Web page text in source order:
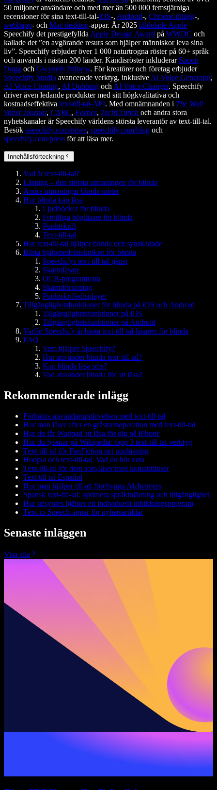
50 miljoner användare och med mer än 500 000 femstjärniga
recensioner för sina text-till-tal-iOS-, Android-, Chrome-tillägg-,
webbapp- och Mac desktop-appar. År 2025 tilldelade Apple
Speechify det prestigefyllda Apple Design Award på WWDC och
kallade det ”en avgörande resurs som hjälper människor leva sina
liv”. Speechify erbjuder över 1 000 naturtrogna röster på 60+ språk
och används i nästan 200 länder. Kändisröster inkluderar Snoop
Dogg och Gwyneth Paltrow. För kreatörer och företag erbjuder
Speechify Studio avancerade verktyg, inklusive AI Voice Generator,
AI Voice Cloning, AI Dubbing och AI Voice Changer. Speechify
driver även ledande produkter med sitt högkvalitativa och
kostnadseffektiva text-till-tal-API. Med omnämnanden i The Wall
Street Journal, CNBC, Forbes, TechCrunch och andra stora
nyhetskanaler är Speechify världens största leverantör av text-till-tal.
Besök speechify.com/news, speechify.com/blog och
speechify.com/press för att läsa mer.
Innehållsförteckning
Vad är text-till-tal?
Läsning – den största utmaningen för blinda
Andra utmaningar blinda möter
Hur blinda kan läsa
Ljudböcker för blinda
Frivilliga högläsare för blinda
Punktskrift
Text-till-tal
Hur text-till-tal hjälper blinda och synskadade
Bästa hjälpmedelstekniken för blinda
Speechifys text-till-tal-tjänst
Skärmläsare
OCR-programvara
Skärmförstoring
Punktskriftsdisplayer
Tillgänglighetsfunktioner för blinda på iOS och Android
Tillgänglighetsfunktioner på iOS
Tillgänglighetsfunktioner på Android
Varför Speechify är bästa text-till-tal-läsaren för blinda
FAQ
Vem hjälper Speechify?
Hur använder blinda text-till-tal?
Kan blinda läsa sms?
Vad använder blinda för att läsa?
Rekommenderade inlägg
Förbättra användarupplevelsen med text-till-tal
Hur man läser efter en gråstarrsoperation med text-till-tal
Hur du får Wattpad att läsa för dig på iPhone
Hur du lyssnar på Wikipedia: topp 3 text-till-tal-verktyg
Text-till-tal för FanFiction.net uppläsning
Hoopla och text-till-tal: Vad du bör veta
Text-till-tal för dem som läser med kontaktlinser
Text till tal Español
Hur man hjälper till att förebygga Alzheimers
Spansk text-till-tal: optimera språkinlärning och tillgänglighet
Hur talsyntes hjälper ett individuellt utbildningsprogram
Text-to-Speech-appar för nyhetsartiklar
Senaste inläggen
Visa alla